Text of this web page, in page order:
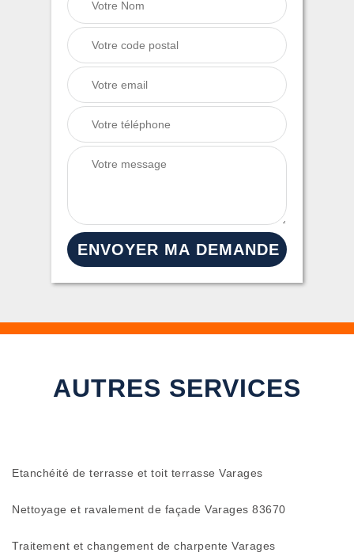
AUTRES SERVICES
Etanchéité de terrasse et toit terrasse Varages
Nettoyage et ravalement de façade Varages 83670
Traitement et changement de charpente Varages